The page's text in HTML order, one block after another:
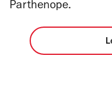
Parthenope.